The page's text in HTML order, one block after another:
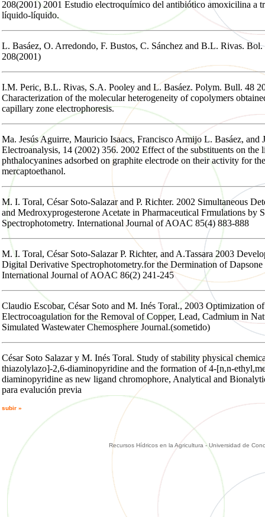
208(2001) 2001 Estudio electroquímico del antibiótico amoxicilina a
líquido-líquido.
L. Basáez, O. Arredondo, F. Bustos, C. Sánchez and B.L. Rivas.
208(2001)
I.M. Peric, B.L. Rivas, S.A. Pooley and L. Basáez. Polym. Bull. 48
Characterization of the molecular heterogeneity of copolymers
capillary zone electrophoresis.
Ma. Jesús Aguirre, Mauricio Isaacs, Francisco Armijo L. Basáez, and
Electroanalysis, 14 (2002) 356. 2002 Effect of the substituents on the
phthalocyanines adsorbed on graphite electrode on their activity for
mercaptoethanol.
M. I. Toral, César Soto-Salazar and P. Richter. 2002 Simultaneous
and Medroxyprogesterone Acetate in Pharmaceutical Frmulations by
Spectrophotometry. International Journal of AOAC 85(4) 883-888
M. I. Toral, César Soto-Salazar P. Richter, and A.Tassara 2003
Digital Derivative Spectrophotometry.for the Dermination of Dapsone
International Journal of AOAC 86(2) 241-245
Claudio Escobar, César Soto and M. Inés Toral., 2003 Optimization
Electrocoagulation for the Removal of Copper, Lead, Cadmium in
Simulated Wastewater Chemosphere Journal.(sometido)
César Soto Salazar y M. Inés Toral. Study of stability physical
thiazolylazo]-2,6-diaminopyridine and the formation of 4-[n,n-
diaminopyridine as new ligand chromophore, Analytical and
para evalución previa
subir »
Recursos Hídricos en la Agricultura - Universidad de